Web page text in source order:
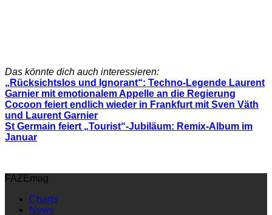
Das könnte dich auch interessieren:
„Rücksichtslos und Ignorant“: Techno-Legende Laurent
Garnier mit emotionalem Appelle an die Regierung
Cocoon feiert endlich wieder in Frankfurt mit Sven Väth
und Laurent Garnier
St Germain feiert „Tourist“-Jubiläum: Remix-Album im
Januar
FAZEmag
Charts
News